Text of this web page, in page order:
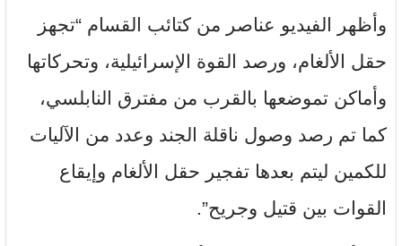
وأظهر الفيديو عناصر من كتائب القسام “تجهز
حقل الألغام، ورصد القوة الإسرائيلية، وتحركاتها
وأماكن تموضعها بالقرب من مفترق النابلسي،
كما تم رصد وصول ناقلة الجند وعدد من الآليات
للكمين ليتم بعدها تفجير حقل الألغام وإيقاع
القوات بين قتيل وجريح”.